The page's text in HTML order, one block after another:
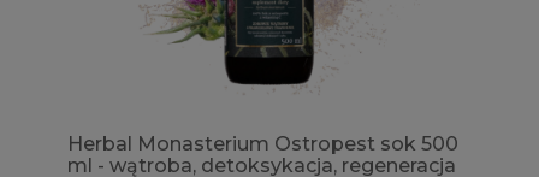
Herbal Monasterium Ostropest sok 500
ml - wątroba, detoksykacja, regeneracja